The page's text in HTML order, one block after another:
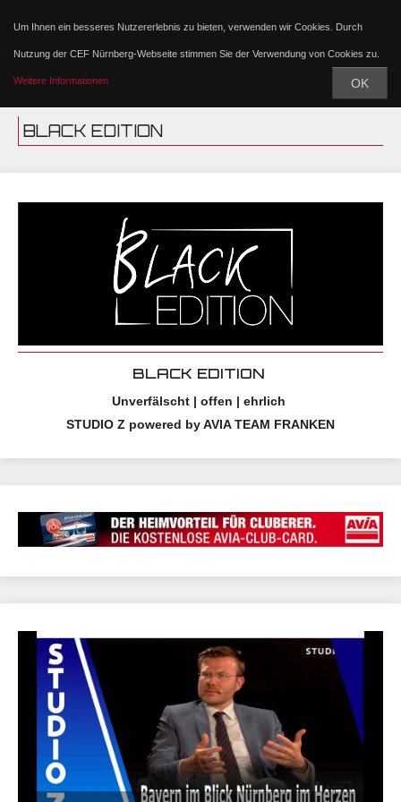
Um Ihnen ein besseres Nutzererlebnis zu bieten, verwenden wir Cookies. Durch
Nutzung der CEF Nürnberg-Webseite stimmen Sie der Verwendung von Cookies zu.
Weitere Informationen OK
BLACK EDITION
BLACK EDITION
Unverfälscht | offen | ehrlich
STUDIO Z powered by AVIA TEAM FRANKEN